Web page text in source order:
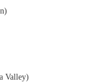
Valley)